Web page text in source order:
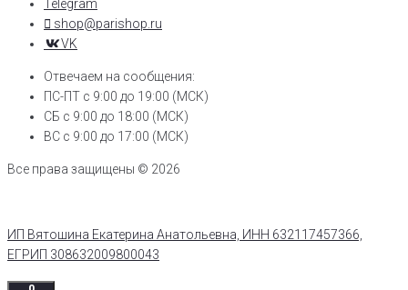
Telegram
shop@parishop.ru
VK
Отвечаем на сообщения:
ПС-ПТ с 9:00 до 19:00 (МСК)
СБ с 9:00 до 18:00 (МСК)
ВС с 9:00 до 17:00 (МСК)
Все права защищены © 2026
ИП Вятошина Екатерина Анатольевна, ИНН 632117457366,
ЕГРИП 308632009800043